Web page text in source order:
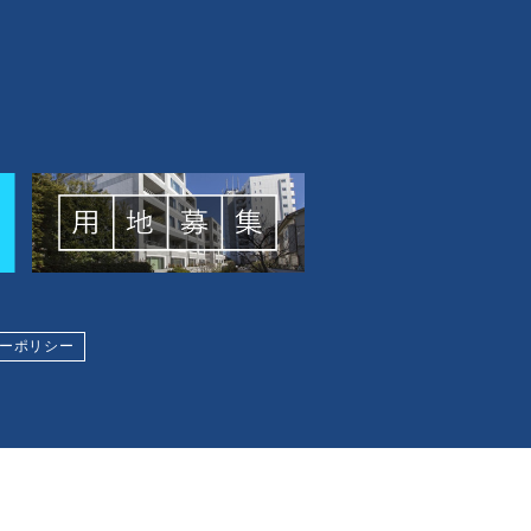
ポリシー